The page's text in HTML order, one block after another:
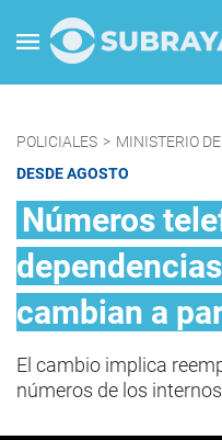
POLICIALES > MINISTERIO
DESDE AGOSTO
Números
cambian a
El cambio implica
números de los